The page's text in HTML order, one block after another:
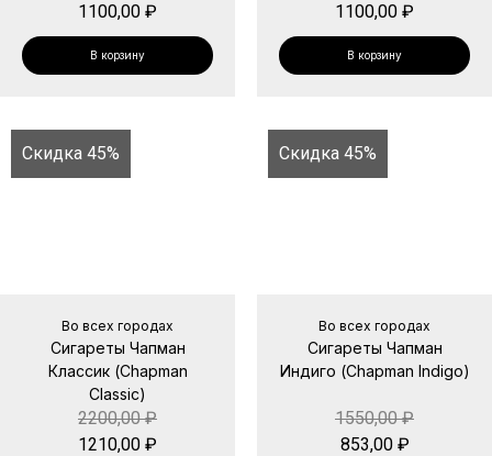
1100,00 ₽
В корзину
1100,00 ₽
В корзину
Скидка 45%
Во всех городах
Сигареты Чапман
Классик (Chapman
Classic)
2200,00₽
1210,00 ₽
Скидка 45%
Во всех городах
Сигареты Чапман
Индиго (Chapman Indigo)
1550,00₽
853,00 ₽